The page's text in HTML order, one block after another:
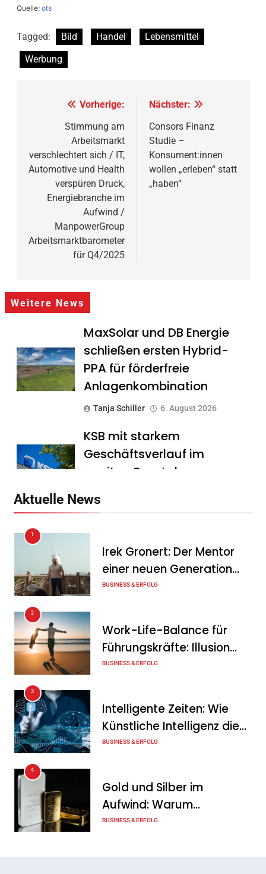
Quelle: ots
Tagged: Bild Handel
Lebensmittel
Werbung
Beitragsnavigation
Vorherige:
Stimmung am
Arbeitsmarkt
verschlechtert sich / IT,
Automotive und Health
verspüren Druck,
Energiebranche im
Aufwind /
ManpowerGroup
Arbeitsmarktbarometer
für Q4/2025
Nächster:
Consors Finanz
Studie –
Konsument:innen
wollen „erleben“ statt
„haben“
Weitere News
MaxSolar und DB Energie
schließen ersten Hybrid-
PPA für förderfreie
Anlagenkombination
Tanja Schiller 6. August 2026
KSB mit starkem
Geschäftsverlauf im
zweiten Quartal
zum wichtigsten Baustein
der Energiewende werden
Ohne Daten keine
Verteidigungsfähigkeit:
Deutsche
Rüstungsindustrie investiert
Fundament
Aktuelle News
1
Irek Gronert: Der Mentor
einer neuen Generation
von Unternehmern
BUSINESS & ERFOLG
2
Work-Life-Balance für
Führungskräfte: Illusion
oder echte Chance?
BUSINESS & ERFOLG
3
Intelligente Zeiten: Wie
Künstliche Intelligenz die
Geschäftswelt verändert
BUSINESS & ERFOLG
4
Gold und Silber im
Aufwind: Warum
Edelmetalle als sicherer
BUSINESS & ERFOLG